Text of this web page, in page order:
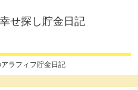
せ探し貯金日記
アラフィフ貯金日記